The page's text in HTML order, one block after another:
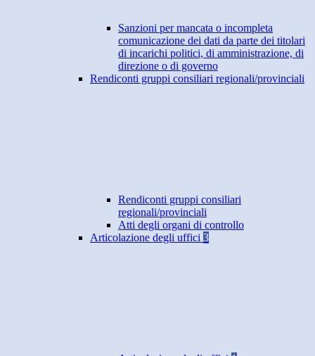
Sanzioni per mancata o incompleta
comunicazione dei dati da parte dei titolari
di incarichi politici, di amministrazione, di
direzione o di governo
Rendiconti gruppi consiliari regionali/provinciali
Rendiconti gruppi consiliari
regionali/provinciali
Atti degli organi di controllo
Articolazione degli uffici 3